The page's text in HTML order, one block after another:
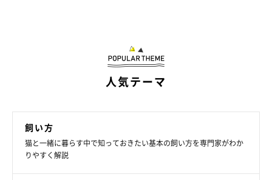
人気テーマ
飼い方
猫と一緒に暮らす中で知っておきたい基本の飼い方を専門家がわか
りやすく解説